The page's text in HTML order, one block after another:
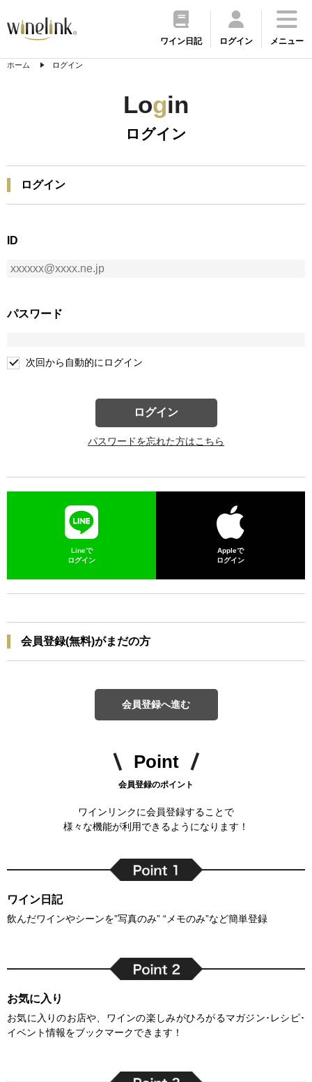
ワイン日記 ログイン メニュー
ホーム ログイン
Login
ログイン
ログイン
ID
パスワード
次回から自動的にログイン
ログイン
パスワードを忘れた方はこちら
Lineで
ログイン
Appleで
ログイン
会員登録(無料)がまだの方
会員登録へ進む
Point
会員登録のポイント
ワインリンクに会員登録することで
様々な機能が利用できるようになります！
ワイン日記
飲んだワインやシーンを”写真のみ” “メモのみ”など簡単登録
お気に入り
お気に入りのお店や、ワインの楽しみがひろがるマガジン･レシピ･
イベント情報をブックマークできます！